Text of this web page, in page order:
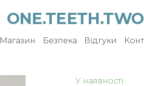
ONE.TEETH.TWO
Магазин Безпека Відгуки
У наявності